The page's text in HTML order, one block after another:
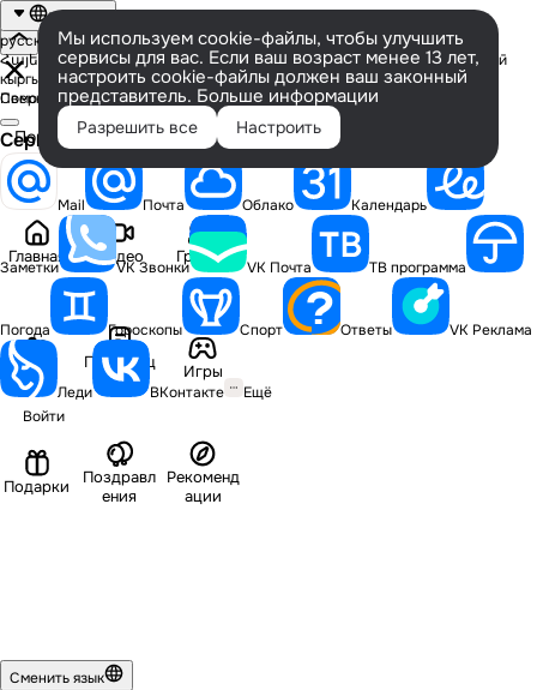
Русский
русский EnglishБеларускаяქართულიукраїнськаТатар телеҚазақ тілі
ՀայերենO'zbek tili Română (MD)Azərbaycan diliRomână (RO)Türkçeтоҷикӣ
кыргызчаDeutsch
Помощь
Сервисы VK
Mail Почта Облако Календарь
Заметки VK Звонки VK Почта ТВ программа
Погода Гороскопы Спорт Ответы VK Реклама
Леди ВКонтакте
Ещё
Войти
Мы используем cookie-файлы, чтобы улучшить
сервисы для вас. Если ваш возраст менее 13 лет,
настроить cookie-файлы должен ваш законный
представитель. Больше информации
Разрешить все Настроить
Свернуть поиск
Поиск
в
ОК
Левая
колонка
Главная Видео Группы
Люди
Публикац
ии
Игры
Подарки
Поздравл
ения
Рекоменд
ации
Сменить язык